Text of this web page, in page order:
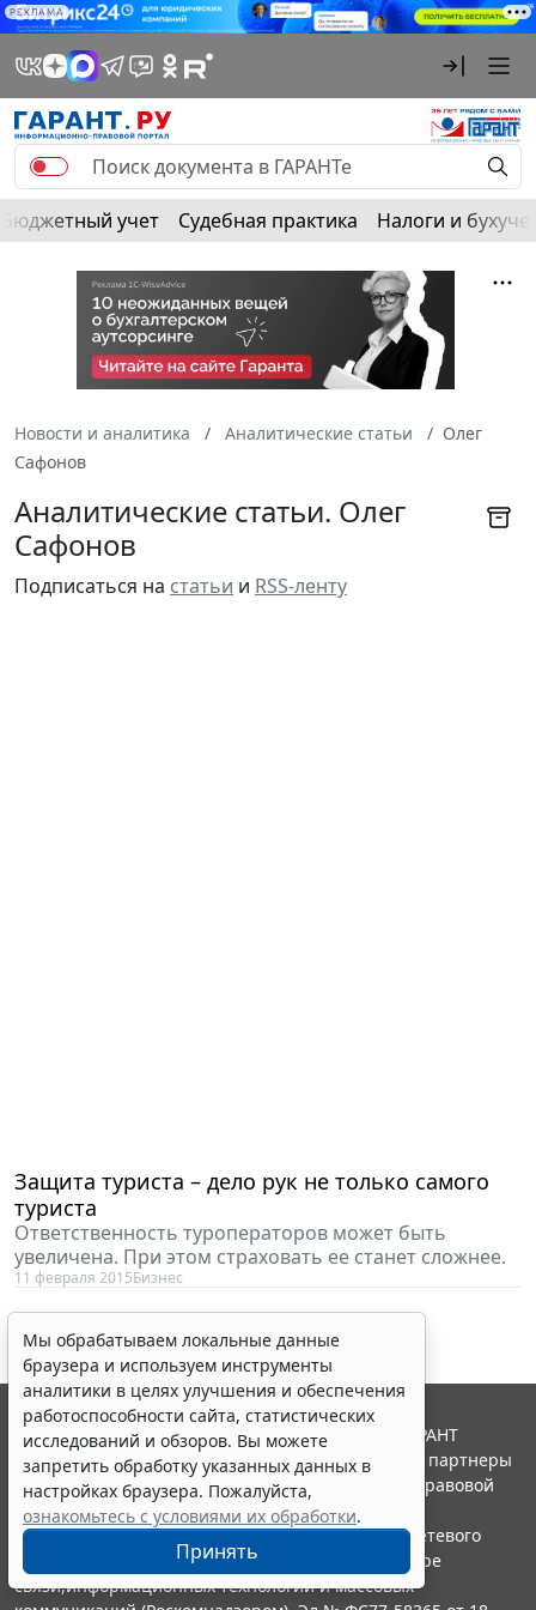
РЕКЛАМА
Бюджетный учет Судебная практика Налоги и
Новости и аналитика Аналитические статьи
Олег
Сафонов
Аналитические статьи. Олег
Сафонов
Подписаться на статьи и RSS-ленту
Защита туриста – дело рук не только самого
туриста
Ответственность туроператоров может быть
увеличена. При этом страховать ее станет сложнее.
11 февраля 2015Бизнес
Мы обрабатываем локальные данные
браузера и используем инструменты
аналитики в целях улучшения и обеспечения
работоспособности сайта, статистических
исследований и обзоров. Вы можете
запретить обработку указанных данных в
настройках браузера. Пожалуйста,
ознакомьтесь с условиями их обработки.
Принять
© ООО "НПП "ГАРАНТ-СЕРВИС", 2026. Система ГАРАНТ
выпускается с 1990 года. Компания "Гарант" и ее партнеры
являются участниками Российской ассоциации правовой
информации ГАРАНТ.
Портал ГАРАНТ.РУ зарегистрирован в качестве сетевого
издания Федеральной службой по надзору в сфере
связи,информационных технологий и массовых